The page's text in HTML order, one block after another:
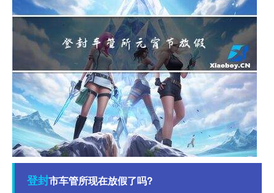
登封市车管所现在放假了吗?